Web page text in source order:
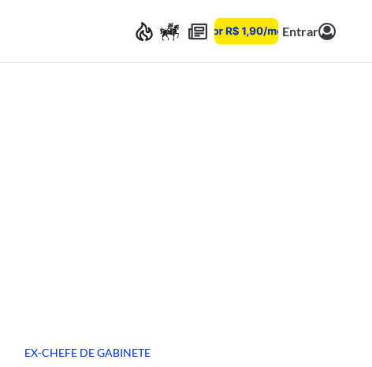
Entrar
EX-CHEFE DE GABINETE